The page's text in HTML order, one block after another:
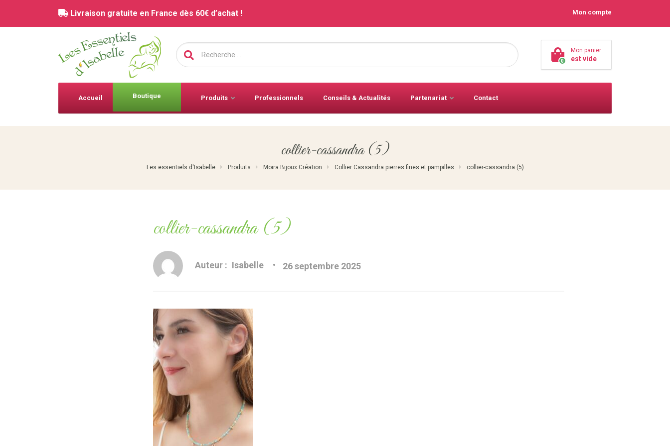
Livraison gratuite en France dès 60€ d’achat ! Mon compte
Chercher :
0
Mon panier
est vide
Accueil Boutique Produits Professionnels Conseils & Actualités Partenariat Contact
collier-cassandra (5)
Les essentiels d'Isabelle Produits Moira Bijoux Création Collier Cassandra pierres fines et pampilles collier-cassandra (5)
collier-cassandra (5)
Auteur : Isabelle 26 septembre 2025